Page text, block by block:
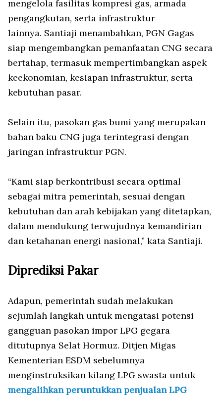
mengelola fasilitas kompresi gas, armada
pengangkutan, serta infrastruktur
lainnya. Santiaji menambahkan, PGN Gagas
siap mengembangkan pemanfaatan CNG secara
bertahap, termasuk mempertimbangkan aspek
keekonomian, kesiapan infrastruktur, serta
kebutuhan pasar.
Selain itu, pasokan gas bumi yang merupakan
bahan baku CNG juga terintegrasi dengan
jaringan infrastruktur PGN.
“Kami siap berkontribusi secara optimal
sebagai mitra pemerintah, sesuai dengan
kebutuhan dan arah kebijakan yang ditetapkan,
dalam mendukung terwujudnya kemandirian
dan ketahanan energi nasional,” kata Santiaji.
Diprediksi Pakar
Adapun, pemerintah sudah melakukan
sejumlah langkah untuk mengatasi potensi
gangguan pasokan impor LPG gegara
ditutupnya Selat Hormuz. Ditjen Migas
Kementerian ESDM sebelumnya
menginstruksikan kilang LPG swasta untuk
mengalihkan peruntukkan penjualan LPG